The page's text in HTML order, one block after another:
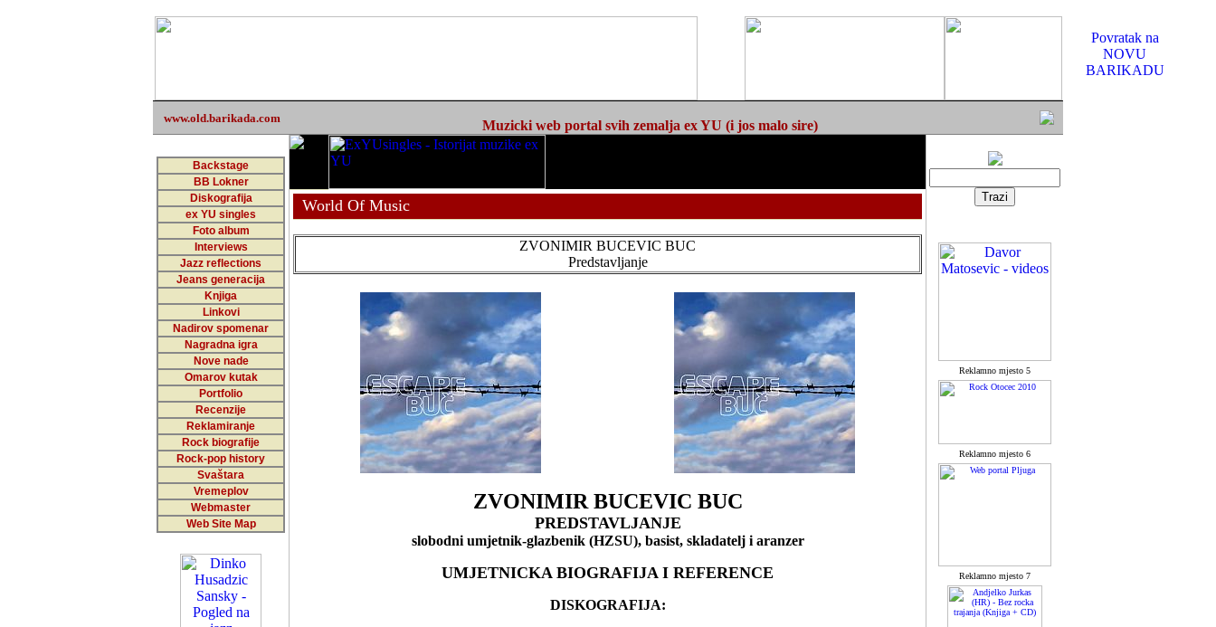
Povratak na
NOVU
BARIKADU
www.old.barikada.com Muzicki web portal svih zemalja ex YU (i jos malo sire)
Backstage
BB Lokner
Diskografija
ex YU singles
Foto album
Interviews
Jazz reflections
Jeans generacija
Knjiga
Linkovi
Nadirov spomenar
Nagradna igra
Nove nade
Omarov kutak
Portfolio
Recenzije
Reklamiranje
Rock biografije
Rock-pop history
Svaštara
Vremeplov
Webmaster
Web Site Map
World Of Music
ZVONIMIR BUCEVIC BUC
Predstavljanje
ZVONIMIR BUCEVIC BUC
PREDSTAVLJANJE
slobodni umjetnik-glazbenik (HZSU), basist, skladatelj i aranzer
UMJETNICKA BIOGRAFIJA I REFERENCE
DISKOGRAFIJA:
Reklamno mjesto 5
Reklamno mjesto 6
Reklamno mjesto 7